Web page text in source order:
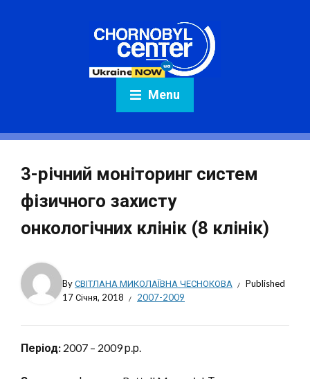
Menu
3-річний моніторинг систем
фізичного захисту
онкологічних клінік (8 клінік)
ByСВІТЛАНА МИКОЛАЇВНА ЧЕСНОКОВА
Published
17 Січня, 2018
2007-2009
Період: 2007 – 2009 р.р.